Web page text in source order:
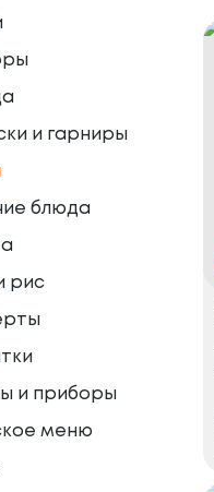
и гарниры
блюда
рис
и приборы
меню